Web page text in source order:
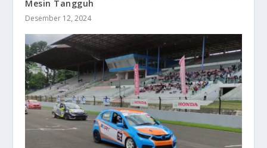
Mesin Tangguh
Desember 12, 2024